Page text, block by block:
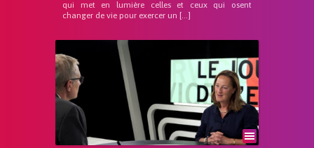
qui met en lumière celles et ceux qui osent
changer de vie pour exercer un […]